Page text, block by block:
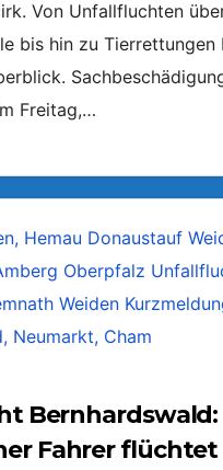
Von Unfallfluchten
bis hin zu Tierrettungen
Freitag,…
Bernhardswald:
Fahrer flüchtet